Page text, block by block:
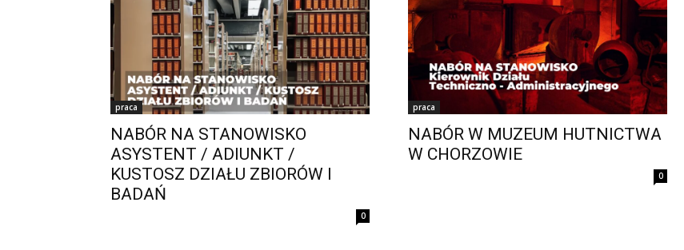
praca
NABÓR NA STANOWISKO
ASYSTENT / ADIUNKT /
KUSTOSZ DZIAŁU ZBIORÓW I
BADAŃ
0
praca
NABÓR W MUZEUM HUTNICTWA
W CHORZOWIE
0